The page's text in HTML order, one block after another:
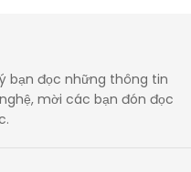
bạn đọc những thông tin
mời các bạn đón đọc